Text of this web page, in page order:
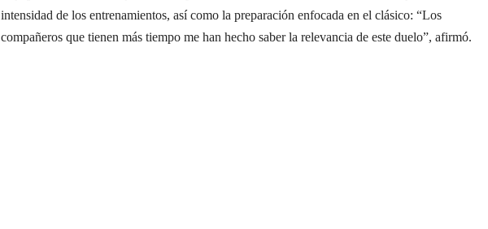
intensidad de los entrenamientos, así como la preparación enfocada en el clásico: “Los
compañeros que tienen más tiempo me han hecho saber la relevancia de este duelo”, afirmó.